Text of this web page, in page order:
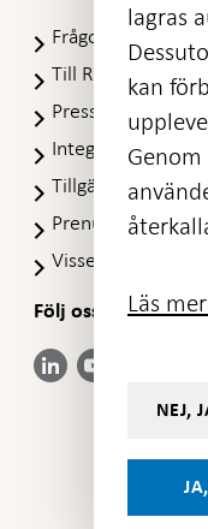
Frågor och svar
i
ny
Till Riksbankens
Presskontakt
Integritetspolicy
Prenumerera på
Visselblåsning
Följ oss på sociala
Dela på:
LinkedIn
Dela på:
YouTube
-
Facebook
i ny flik
lagras
kan
Läs
NEJ,